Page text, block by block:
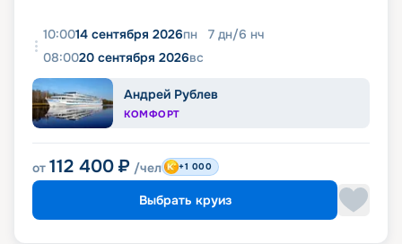
10:0014 сентября 2026пн 7 дн/6 нч
08:0020 сентября 2026вс
Андрей Рублев
КОМФОРТ
от 112 400 ₽ /чел +1 000
Выбрать круиз